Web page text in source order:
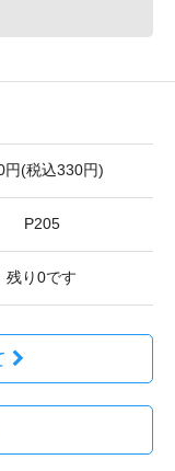
円(税込330円)
P205
残り0です